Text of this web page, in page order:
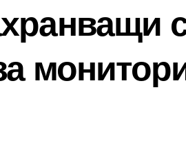
промени начина, по който хотелите
в създаването на международните